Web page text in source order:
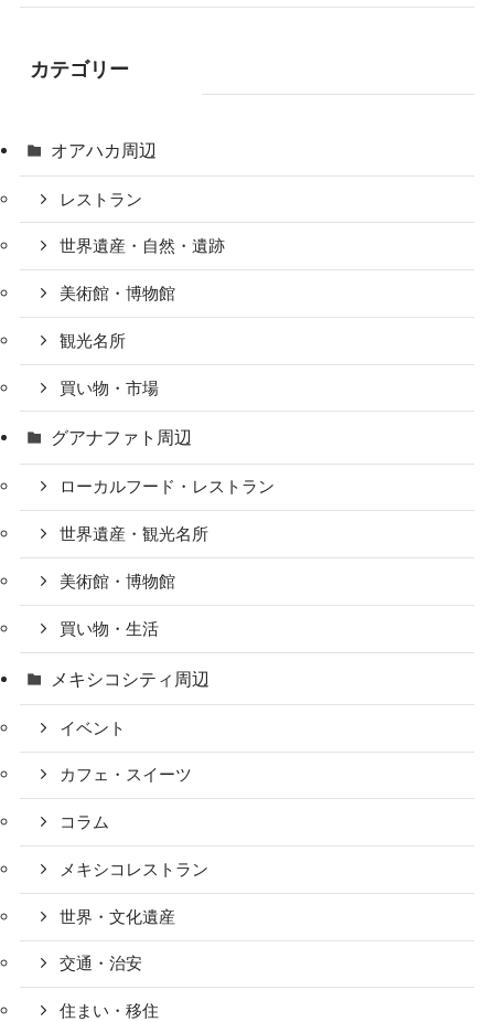
カテゴリー
オアハカ周辺
レストラン
世界遺産・自然・遺跡
美術館・博物館
観光名所
買い物・市場
グアナファト周辺
ローカルフード・レストラン
世界遺産・観光名所
美術館・博物館
買い物・生活
メキシコシティ周辺
イベント
カフェ・スイーツ
コラム
メキシコレストラン
世界・文化遺産
交通・治安
住まい・移住